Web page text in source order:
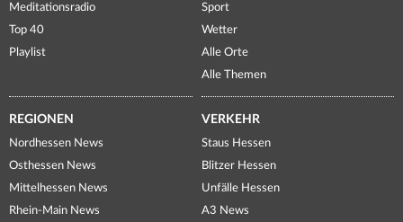
Meditationsradio
Top 40
Playlist
Sport
Wetter
Alle Orte
Alle Themen
REGIONEN
Nordhessen News
Osthessen News
Mittelhessen News
Rhein-Main News
VERKEHR
Staus Hessen
Blitzer Hessen
Unfälle Hessen
A3 News